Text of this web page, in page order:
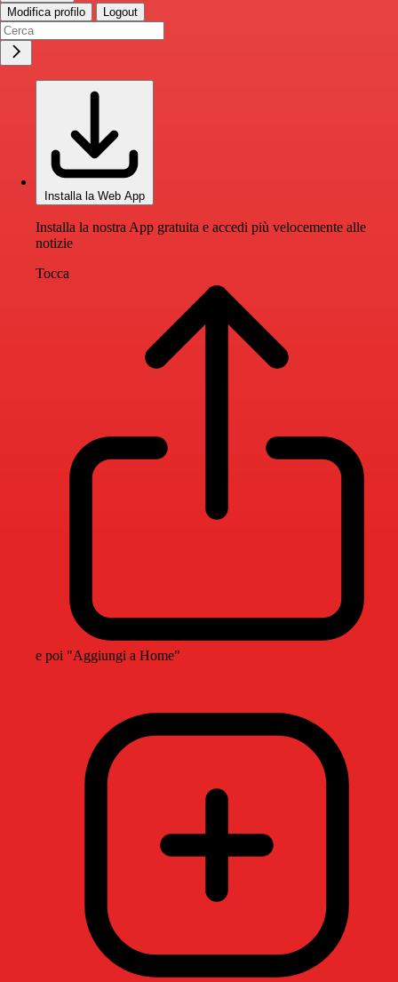
Modifica profilo Logout
Installa la Web App
Installa la nostra App gratuita e accedi più velocemente alle
notizie
Tocca
e poi "Aggiungi a Home"